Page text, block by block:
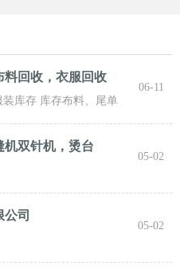
料回收，衣服回收
库存 库存布料、尾单
实力雄厚 ！ 长期面向
06-11
机双针机，烫台
05-02
司
05-02